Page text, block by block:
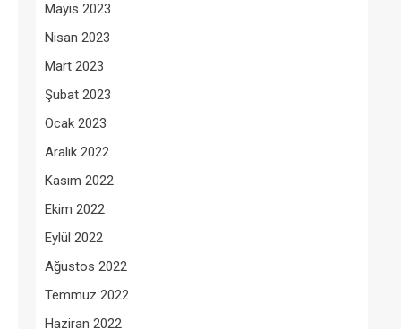
Mayıs 2023
Nisan 2023
Mart 2023
Şubat 2023
Ocak 2023
Aralık 2022
Kasım 2022
Ekim 2022
Eylül 2022
Ağustos 2022
Temmuz 2022
Haziran 2022